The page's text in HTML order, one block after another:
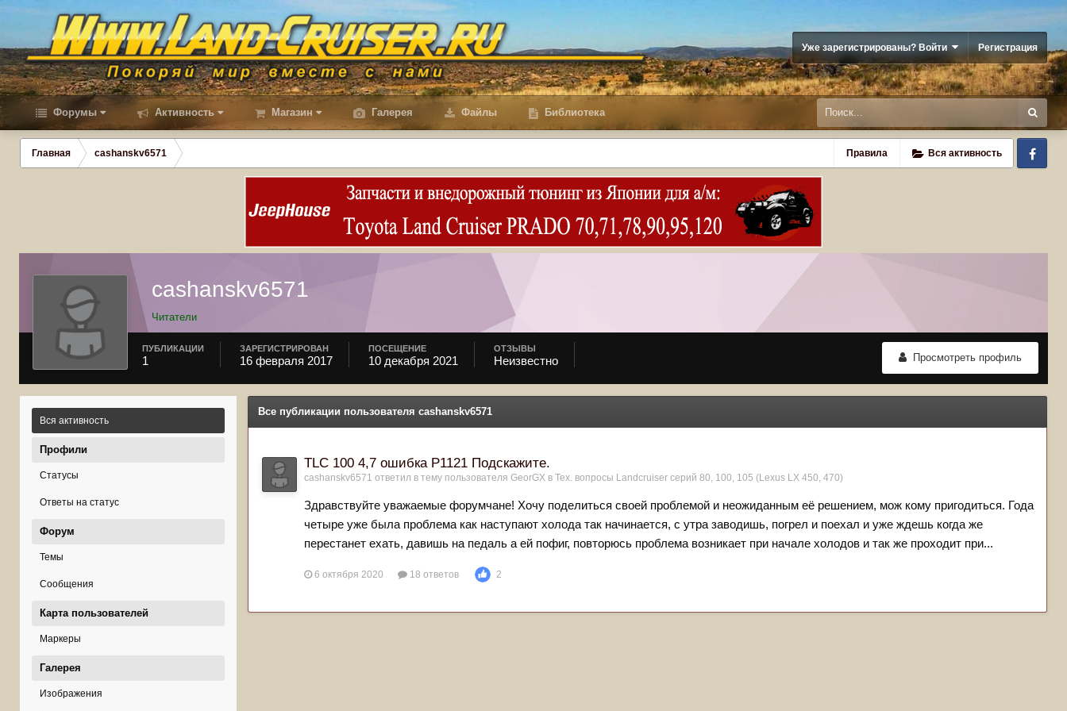
Уже зарегистрированы? Войти Регистрация
Форумы Активность Магазин Галерея Файлы Библиотека
Правила Вся активность
Главная cashanskv6571
cashanskv6571
Читатели
Просмотреть профиль
ПУБЛИКАЦИИ
1
ЗАРЕГИСТРИРОВАН
16 февраля 2017
ПОСЕЩЕНИЕ
10 декабря 2021
ОТЗЫВЫ
Неизвестно
Вся активность
Профили
Статусы
Ответы на статус
Форум
Темы
Сообщения
Карта пользователей
Маркеры
Галерея
Изображения
Все публикации пользователя cashanskv6571
TLC 100 4,7 ошибка P1121 Подскажите.
cashanskv6571 ответил в тему пользователя GeorGX в Тех. вопросы Landcruiser серий 80, 100, 105 (Lexus LX 450, 470)
Здравствуйте уважаемые форумчане! Хочу поделиться своей проблемой и неожиданным её решением, мож кому пригодиться. Года
четыре уже была проблема как наступают холода так начинается, с утра заводишь, погрел и поехал и уже ждешь когда же
перестанет ехать, давишь на педаль а ей пофиг, повторюсь проблема возникает при начале холодов и так же проходит при...
6 октября 2020 18 ответов 2